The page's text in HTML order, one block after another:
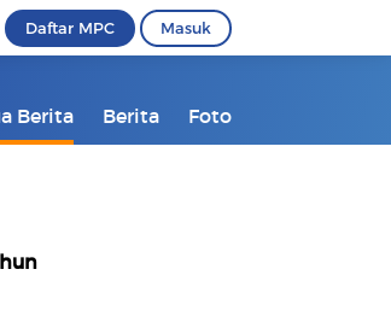
Daftar MPC Masuk
Berita Berita Foto